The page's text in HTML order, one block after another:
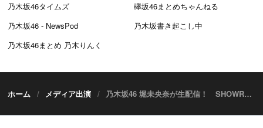
乃木坂46タイムズ
欅坂46まとめちゃんねる
乃木坂46 - NewsPod
乃木坂書き起こし中
乃木坂46まとめ 乃木りんく
ホーム メディア出演 乃木坂46 堀未央奈が生配信！ SHOWROOM「のぎおび⊿」【11/12 17:30頃～】